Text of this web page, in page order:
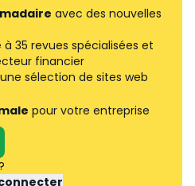
avec des nouvelles
à 35 revues spécialisées et
financier
sélection de sites web
pour votre entreprise